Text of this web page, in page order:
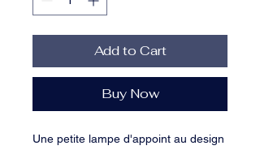
Add to Cart
Buy Now
Une petite lampe d'appoint au design